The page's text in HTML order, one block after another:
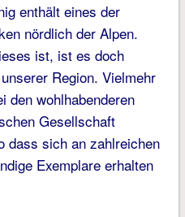
enthält eines der
nördlich der Alpen.
ist, ist es doch
Region. Vielmehr
den wohlhabenderen
Gesellschaft
dass sich an zahlreichen
Exemplare erhalten